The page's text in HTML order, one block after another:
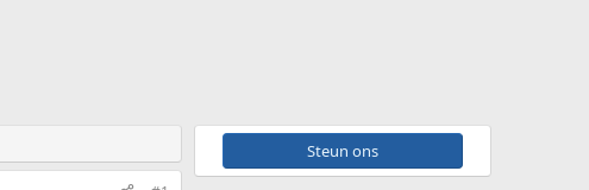
Steun ons